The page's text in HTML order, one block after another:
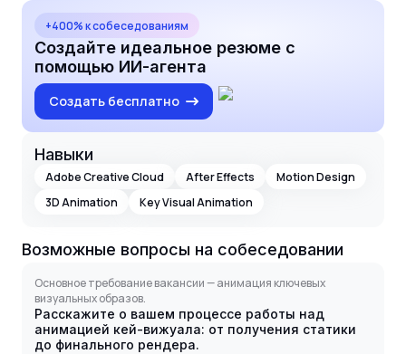
+400% к собеседованиям
Создайте идеальное резюме с
помощью ИИ-агента
Создать бесплатно
Навыки
Adobe Creative Cloud After Effects
Motion Design
3D Animation
Key Visual Animation
Возможные вопросы на собеседовании
Основное требование вакансии — анимация ключевых
визуальных образов.
Расскажите о вашем процессе работы над
анимацией кей-вижуала: от получения статики
до финального рендера.